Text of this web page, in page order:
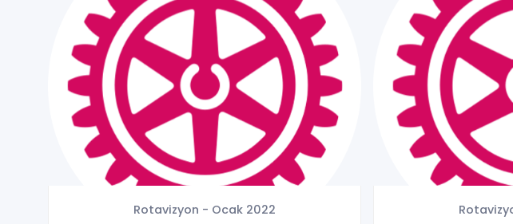
Rotavizyon - Ocak 2022